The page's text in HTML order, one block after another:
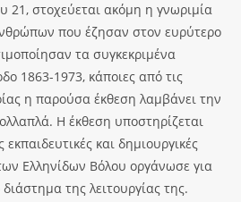
21, στοχεύεται ακόμη η γνωριμία
που έζησαν στον ευρύτερο
τα συγκεκριμένα
1863-1973, κάποιες από τις
η παρούσα έκθεση λαμβάνει την
Η έκθεση υποστηρίζεται
και δημιουργικές
Ελληνίδων Βόλου οργάνωσε για
της λειτουργίας της.